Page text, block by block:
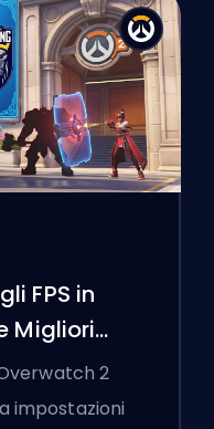
FPS in
Migliori
2
impostazioni